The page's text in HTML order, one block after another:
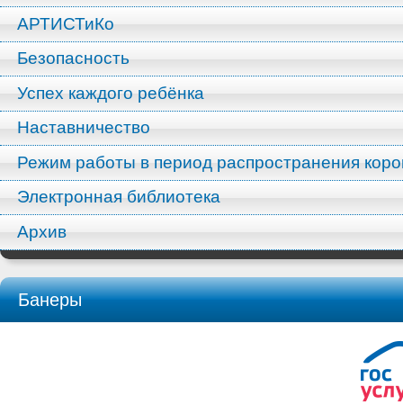
АРТИСТиКо
Безопасность
Успех каждого ребёнка
Наставничество
Режим работы в период распространения
Электронная библиотека
Архив
Банеры